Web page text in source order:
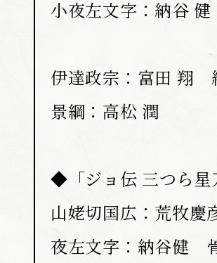
小夜左文字：納谷
伊達政宗：富田 翔
景綱：高松 潤
◆「ジョ伝 三つら星
山姥切国広：荒牧
夜左文字：納谷健